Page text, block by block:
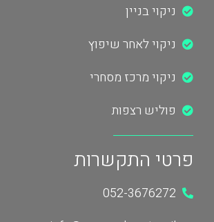
ניקוי בניין
ניקוי לאחר שיפוץ
ניקוי מרכז מסחרי
פוליש רצפות
פרטי התקשרות
052-3676272